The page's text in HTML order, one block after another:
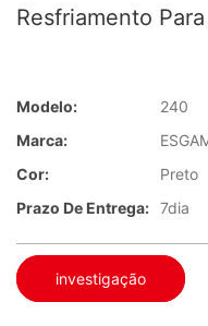
Resfriamento
Modelo:
240
Marca:
Cor:
Preto
Prazo De Entrega: 7dia
investigação